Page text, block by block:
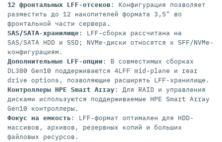
12 фронтальных LFF-отсеков : Конфигурация позволяет
разместить до 12 накопителей формата 3,5" во
фронтальной части сервера.
SAS/SATA-хранилище: LFF-сборка рассчитана на
SAS/SATA HDD и SSD; NVMe-диски относятся к SFF/NVMe-
конфигурациям.
Дополнительные LFF-опции : В совместимых сборках
DL380 Gen10 поддерживаются 4LFF mid-plane и rear
drive options, позволяющие расширять LFF-хранилище.
Контроллеры HPE Smart Array: Для RAID и управления
дисками используются поддерживаемые HPE Smart Array
Gen10 контроллеры.
Фокус на емкость : LFF-формат оптимален для HDD-
массивов, архивов, резервных копий и больших
файловых ресурсов.